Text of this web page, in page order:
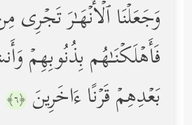
وَجَعَلۡنَا ٱلۡأَنۡهَـٰرَ تَجۡرِی
فَأَهۡلَكۡنَـٰهُم بِذُنُوبِهِمۡ
بَعۡدِهِمۡ قَرۡنًا ءَاخَرِینَ ﴿٦﴾